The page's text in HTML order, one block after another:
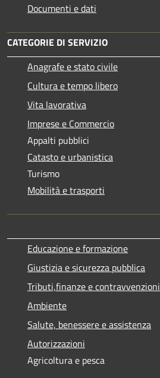
Documenti e dati
CATEGORIE DI SERVIZIO
Anagrafe e stato civile
Cultura e tempo libero
Vita lavorativa
Imprese e Commercio
Appalti pubblici
Catasto e urbanistica
Turismo
Mobilità e trasporti
Educazione e formazione
Giustizia e sicurezza pubblica
Tributi,finanze e contravvenzioni
Ambiente
Salute, benessere e assistenza
Autorizzazioni
Agricoltura e pesca